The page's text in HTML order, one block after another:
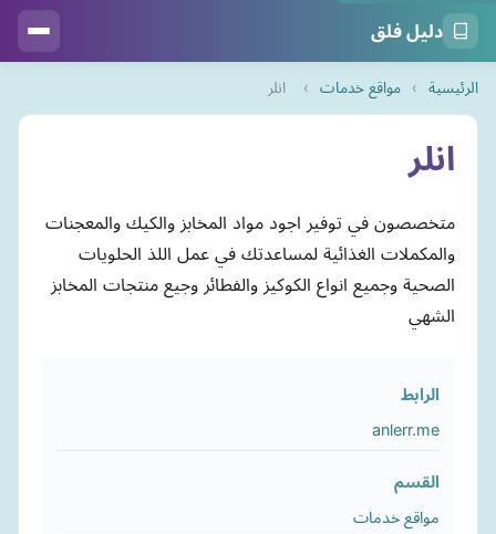
دليل فلق
الرئيسية › مواقع خدمات › انلر
انلر
متخصصون في توفير اجود مواد المخابز والكيك والمعجنات
والمكملات الغذائية لمساعدتك في عمل اللذ الحلويات
الصحية وجميع انواع الكوكيز والفطائر وجيع منتجات المخابز
الشهي
الرابط
anlerr.me
القسم
مواقع خدمات